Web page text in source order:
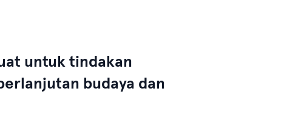
untuk tindakan
budaya dan